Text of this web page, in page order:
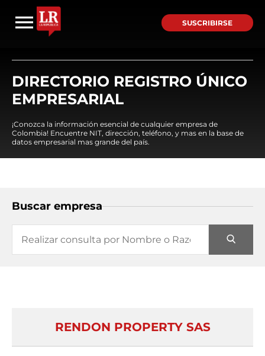
SUSCRIBIRSE
DIRECTORIO REGISTRO ÚNICO
EMPRESARIAL
¡Conozca la información esencial de cualquier empresa de
Colombia! Encuentre NIT, dirección, teléfono, y mas en la base de
datos empresarial mas grande del país.
Buscar empresa
RENDON PROPERTY SAS